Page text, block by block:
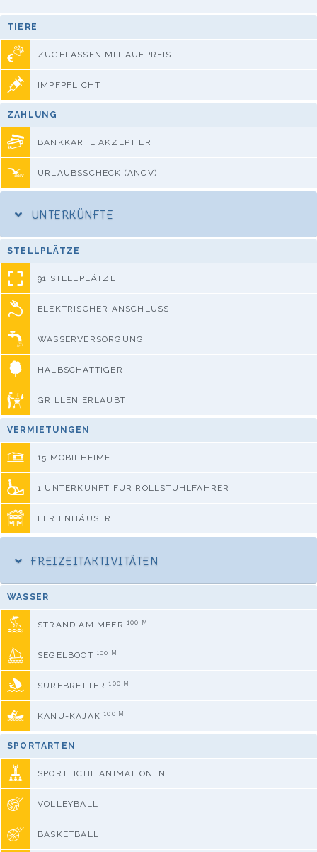
TIERE
ZUGELASSEN MIT AUFPREIS
IMPFPFLICHT
ZAHLUNG
BANKKARTE AKZEPTIERT
URLAUBSSCHECK (ANCV)
UNTERKÜNFTE
STELLPLÄTZE
91 STELLPLÄTZE
ELEKTRISCHER ANSCHLUSS
WASSERVERSORGUNG
HALBSCHATTIGER
GRILLEN ERLAUBT
VERMIETUNGEN
15 MOBILHEIME
1 UNTERKUNFT FÜR ROLLSTUHLFAHRER
FERIENHÄUSER
FREIZEITAKTIVITÄTEN
WASSER
STRAND AM MEER 100 M
SEGELBOOT 100 M
SURFBRETTER 100 M
KANU-KAJAK 100 M
SPORTARTEN
SPORTLICHE ANIMATIONEN
VOLLEYBALL
BASKETBALL